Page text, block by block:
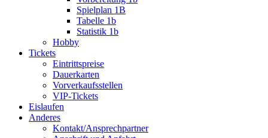
Spielplan 1B
Tabelle 1b
Statistik 1b
Hobby
Tickets
Eintrittspreise
Dauerkarten
Vorverkaufsstellen
VIP-Tickets
Eislaufen
Anderes
Kontakt/Ansprechpartner